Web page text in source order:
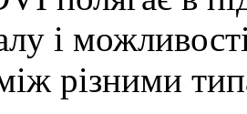
і
різними